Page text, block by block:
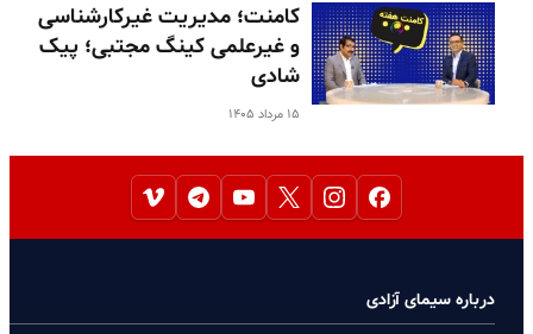
کامنت؛ مدیریت غیرکارشناسی
و غیرعلمی کینگ مجتبی؛ پیک
شادی
۱۵ مرداد ۱۴۰۵
درباره سیمای آزادی